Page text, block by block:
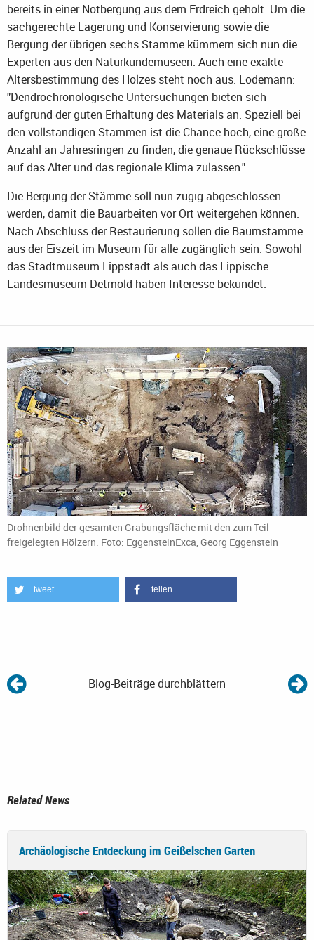
bereits in einer Notbergung aus dem Erdreich geholt. Um die
sachgerechte Lagerung und Konservierung sowie die
Bergung der übrigen sechs Stämme kümmern sich nun die
Experten aus den Naturkundemuseen. Auch eine exakte
Altersbestimmung des Holzes steht noch aus. Lodemann:
"Dendrochronologische Untersuchungen bieten sich
aufgrund der guten Erhaltung des Materials an. Speziell bei
den vollständigen Stämmen ist die Chance hoch, eine große
Anzahl an Jahresringen zu finden, die genaue Rückschlüsse
auf das Alter und das regionale Klima zulassen."
Die Bergung der Stämme soll nun zügig abgeschlossen
werden, damit die Bauarbeiten vor Ort weitergehen können.
Nach Abschluss der Restaurierung sollen die Baumstämme
aus der Eiszeit im Museum für alle zugänglich sein. Sowohl
das Stadtmuseum Lippstadt als auch das Lippische
Landesmuseum Detmold haben Interesse bekundet.
Drohnenbild der gesamten Grabungsfläche mit den zum Teil
freigelegten Hölzern. Foto: EggensteinExca, Georg Eggenstein
tweet teilen
Blog-Beiträge durchblättern
Related News
Archäologische Entdeckung im Geißelschen Garten